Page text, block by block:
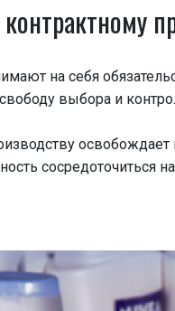
на себя
выбора и
сосредоточиться